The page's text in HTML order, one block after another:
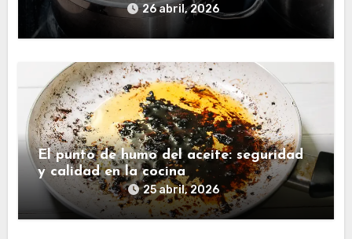
26 abril, 2026
El punto de humo del aceite: seguridad
y calidad en la cocina
25 abril, 2026